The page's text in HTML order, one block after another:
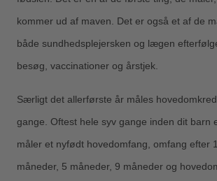
kommer ud af maven. Det er også et af de
både sundhedsplejersken og lægen
besøg, vaccinationer og årstjek.
Særligt det allerførste år måles
gange. Oftest hele syv gange inden dit barn
måler et nyfødt hovedomfang, omfang efter
måneder, 5 måneder, 9 måneder og